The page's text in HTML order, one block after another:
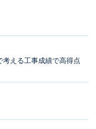
考える工事成績で高得点